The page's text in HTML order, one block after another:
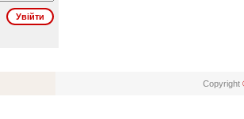
Copyright